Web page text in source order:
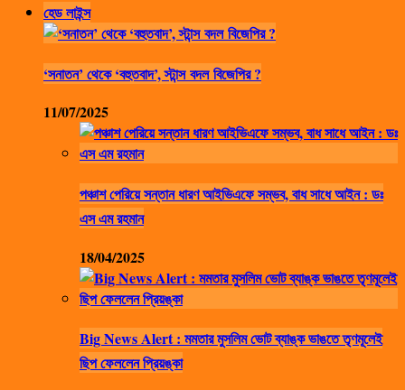
হেড লাইন্স
‘সনাতন’ থেকে ‘বহুতবাদ’, স্টান্স বদল বিজেপির ?
11/07/2025
পঞ্চাশ পেরিয়ে সন্তান ধারণ আইভিএফে সম্ভব, বাধ সাধে আইন : ডঃ
এস এম রহমান
18/04/2025
Big News Alert : মমতার মুসলিম ভোট ব্যাঙ্ক ভাঙতে তৃণমূলেই
ছিপ ফেললেন প্রিয়ঙ্কা